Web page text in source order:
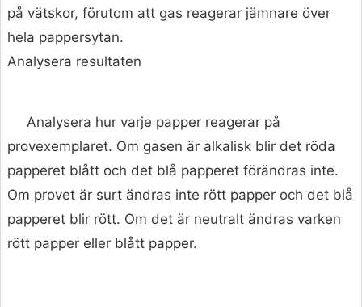
på vätskor, förutom att gas reagerar jämnare över
hela pappersytan.
Analysera resultaten
Analysera hur varje papper reagerar på
provexemplaret. Om gasen är alkalisk blir det röda
papperet blått och det blå papperet förändras inte.
Om provet är surt ändras inte rött papper och det blå
papperet blir rött. Om det är neutralt ändras varken
rött papper eller blått papper.